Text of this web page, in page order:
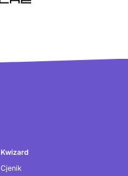
Kwizard
Cjenik